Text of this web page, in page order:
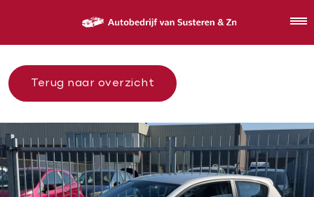
Terug naar overzicht